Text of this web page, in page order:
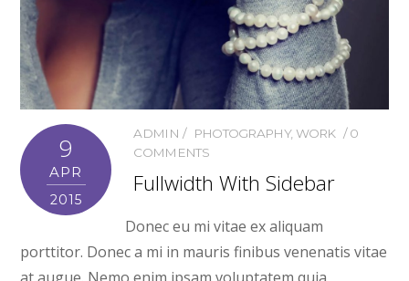
9
APR
2015
ADMIN PHOTOGRAPHY, WORK
0
COMMENTS
Fullwidth With Sidebar
Donec eu mi vitae ex aliquam
porttitor. Donec a mi in mauris finibus venenatis vitae